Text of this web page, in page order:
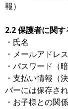
報）
2.2 保護者に関す
・氏名
・メールアドレス
・パスワード（
・支払い情報（
バーには保存され
・お子様との関